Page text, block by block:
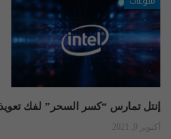
إنتل تمارس “كسر السحر” لفك
أكتوبر 9, 2021